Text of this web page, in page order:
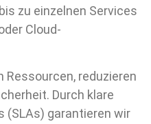
zu einzelnen Services
Cloud-
reduzieren
Durch klare
(SLAs) garantieren wir